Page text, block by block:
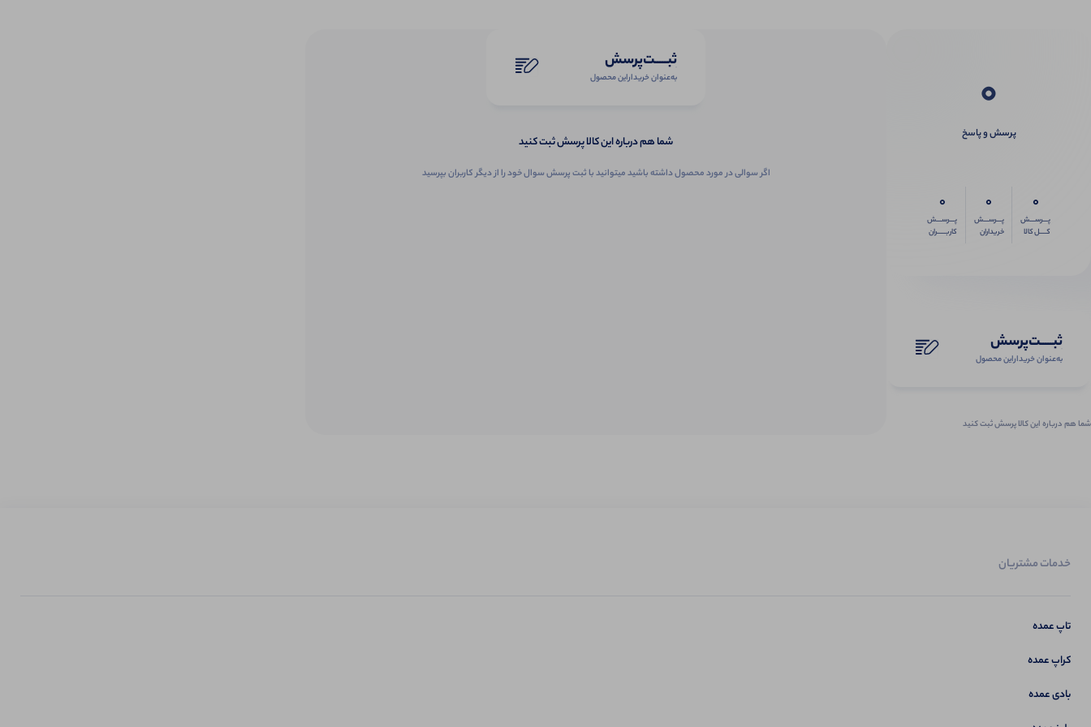
0
پرسش و پاسخ
0
پـــرســـش
کــــل کالا
0
پـــرســـش
خریداران
0
پـــرســـش
کاربـــــران
ثبـــــت‌پرسش
به‌عنوان ‌خریدار‌این‌ محصول
شما هم درباره این کالا پرسش ثبت کنید
ثبـــــت‌پرسش
به‌عنوان ‌خریدار‌این‌ محصول
شما هم درباره این کالا پرسش ثبت کنید
اگر سوالی در مورد محصول داشته باشید میتوانید با ثبت پرسش سوال خود را از دیگر کاربران بپرسید
خدمات مشتریان
تاپ عمده
کراپ عمده
بادی عمده